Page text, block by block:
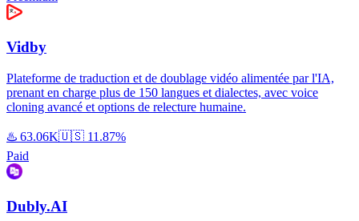
Vidby
Plateforme de traduction et de doublage vidéo alimentée par l'IA,
prenant en charge plus de 150 langues et dialectes, avec voice
cloning avancé et options de relecture humaine.
♨️ 63.06K🇺🇸 11.87%
Paid
Dubly.AI